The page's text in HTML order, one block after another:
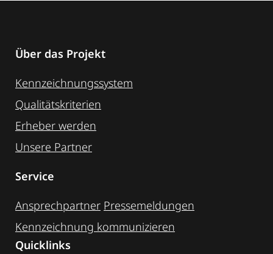
Über das Projekt
Kennzeichnungssystem
Qualitätskriterien
Erheber werden
Unsere Partner
Service
Ansprechpartner Pressemeldungen
Kennzeichnung ­kommunizieren
Quicklinks